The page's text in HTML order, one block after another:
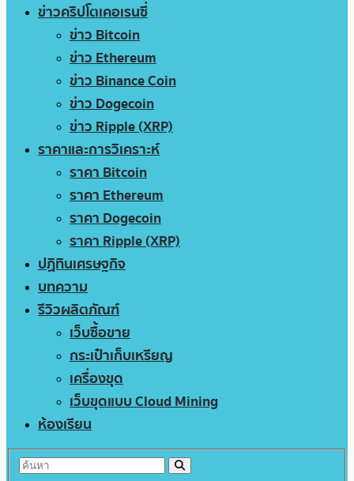
ข่าวคริปโตเคอเรนซี่
ข่าว Bitcoin
ข่าว Ethereum
ข่าว Binance Coin
ข่าว Dogecoin
ข่าว Ripple (XRP)
ราคาและการวิเคราะห์
ราคา Bitcoin
ราคา Ethereum
ราคา Dogecoin
ราคา Ripple (XRP)
ปฏิทินเศรษฐกิจ
บทความ
รีวิวผลิตภัณฑ์
เว็บซื้อขาย
กระเป๋าเก็บเหรียญ
เครื่องขุด
เว็บขุดแบบ Cloud Mining
ห้องเรียน